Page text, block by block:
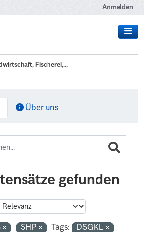
Anmelden
Fischerei,...
Über uns
gefunden
SHP Tags:
DSGKL